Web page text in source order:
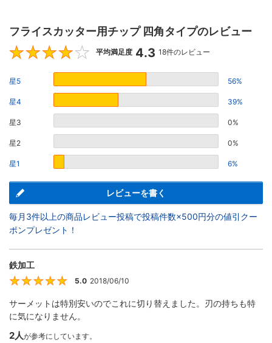
フライスカッター用チップ 四角タイプのレビュー
4.3
平均満足度 4.3 18件のレビュー
星5 56%
星4 39%
星3 0%
星2 0%
星1 6%
レビューを書く
毎月3件以上の商品レビュー投稿で投稿件数×500円分の値引クー
ポンプレゼント！
鉄加工
5
5.0 2018/06/10
サーメットは特別安いのでこれに切り替えました。刃の持ちも特
に気になりません。
2人が参考にしています。